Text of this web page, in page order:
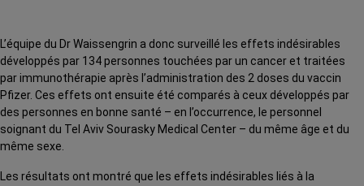
L’équipe du DrWaissengrin a donc surveillé les effets indésirables
développés par 134 personnes touchées par un cancer et traitées
par immunothérapie après l’administration des 2 doses du vaccin
Pfizer. Ces effets ont ensuite été comparés à ceux développés par
des personnes en bonne santé – en l’occurrence, le personnel
soignant du Tel Aviv Sourasky Medical Center – du même âge et du
même sexe.
Les résultats ont montré que les effets indésirables liés à la